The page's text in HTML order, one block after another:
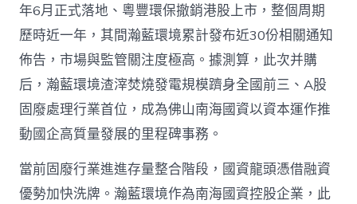
年6月正式落地、粵豐環保撤銷港股上市，整個周期
歷時近一年，其間瀚藍環境累計發布近30份相關通知
佈告，市場與監管關注度極高。據測算，此次并購
后，瀚藍環境渣滓焚燒發電規模躋身全國前三、A股
固廢處理行業首位，成為佛山南海國資以資本運作推
動國企高質量發展的里程碑事務。
當前固廢行業進進存量整合階段，國資龍頭憑借融資
優勢加快洗牌。瀚藍環境作為南海國資控股企業，此